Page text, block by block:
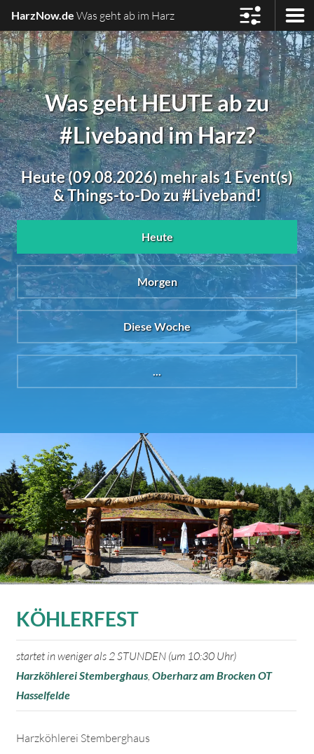
HarzNow.de Was geht ab im Harz
Was geht HEUTE ab zu
#Liveband im Harz?
Heute (09.08.2026) mehr als 1 Event(s)
& Things-to-Do zu #Liveband!
Heute
Morgen
Diese Woche
KÖHLERFEST
startet in weniger als 2 STUNDEN (um 10:30 Uhr)
Harzköhlerei Stemberghaus Oberharz am Brocken OT
Hasselfelde
Harzköhlerei Stemberghaus